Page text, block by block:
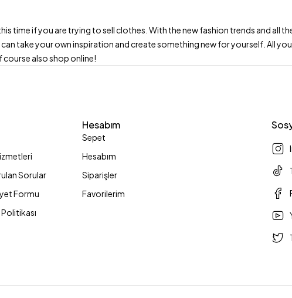
time if you are trying to sell clothes. With the new fashion trends and
can take your own inspiration and create something new for yourself. All
also shop online!
Sorular
Formu
Hesabım
Sepet
Hesabım
Siparişler
Favorilerim